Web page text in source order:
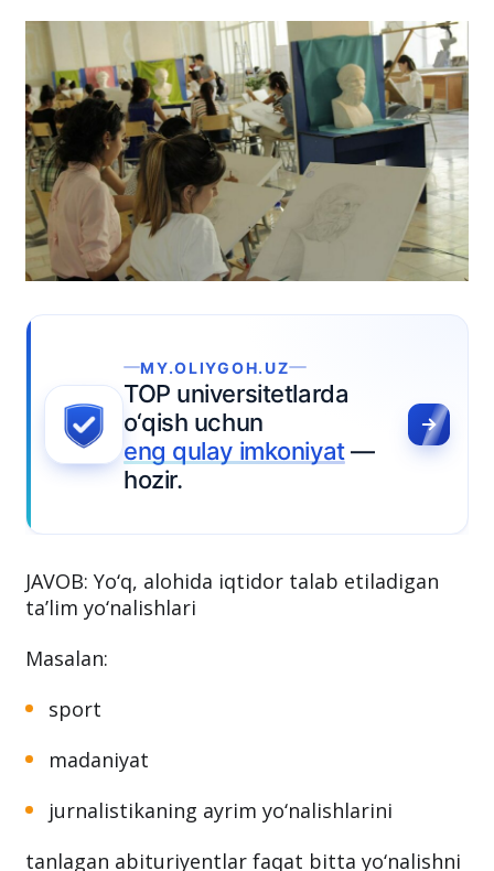
MY.OLIYGOH.UZ
TOP universitetlarda
o‘qish uchun
eng qulay imkoniyat—
hozir.
JAVOB: Yo‘q, alohida iqtidor talab etiladigan